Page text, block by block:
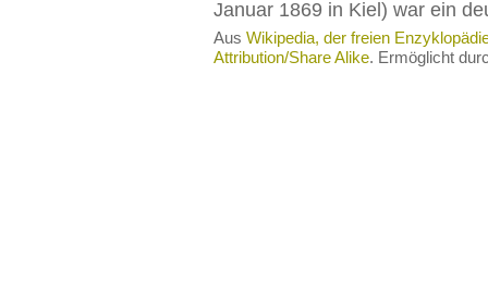
Januar 1869 in Kiel) war ein
Aus Wikipedia, der freien
Attribution/Share Alike. Ermöglicht